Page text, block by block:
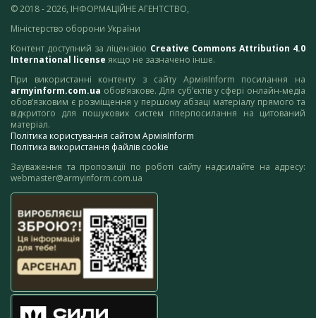
© 2018 - 2026, ІНФОРМАЦІЙНЕ АГЕНТСТВО,
Міністерство оборони України
Контент доступний за ліцензією Creative Commons Attribution 4.0
International license якщо не зазначено інше.
При використанні контенту з сайту АрміяInform посилання на
armyinform.com.ua обов’язкове. Для суб’єктів у сфері онлайн-медіа
обов’язковим є розміщення у першому абзаці матеріалу прямого та
відкритого для пошукових систем гіперпосилання на цитований
матеріал.
Політика користування сайтом АрміяInform
Політика використання файлів cookie
Зауваження та пропозиції по роботі сайту надсилайте на адресу:
webmaster@armyinform.com.ua